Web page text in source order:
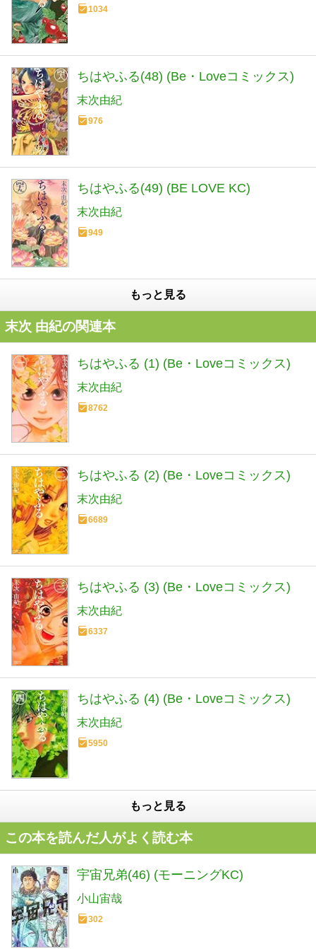
1034
ちはやふる(48) (Be・Loveコミックス)
末次由紀
976
ちはやふる(49) (BE LOVE KC)
末次由紀
949
もっと見る
末次 由紀の関連本
ちはやふる (1) (Be・Loveコミックス)
末次由紀
8762
ちはやふる (2) (Be・Loveコミックス)
末次由紀
6689
ちはやふる (3) (Be・Loveコミックス)
末次由紀
6337
ちはやふる (4) (Be・Loveコミックス)
末次由紀
5950
もっと見る
この本を読んだ人がよく読む本
宇宙兄弟(46) (モーニングKC)
小山宙哉
302